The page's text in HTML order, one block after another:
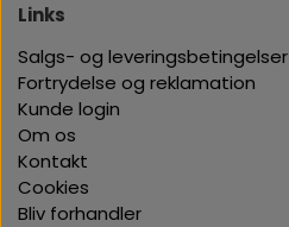
Links
Salgs- og leveringsbetingelser
Fortrydelse og reklamation
Kunde login
Om os
Kontakt
Cookies
Bliv forhandler